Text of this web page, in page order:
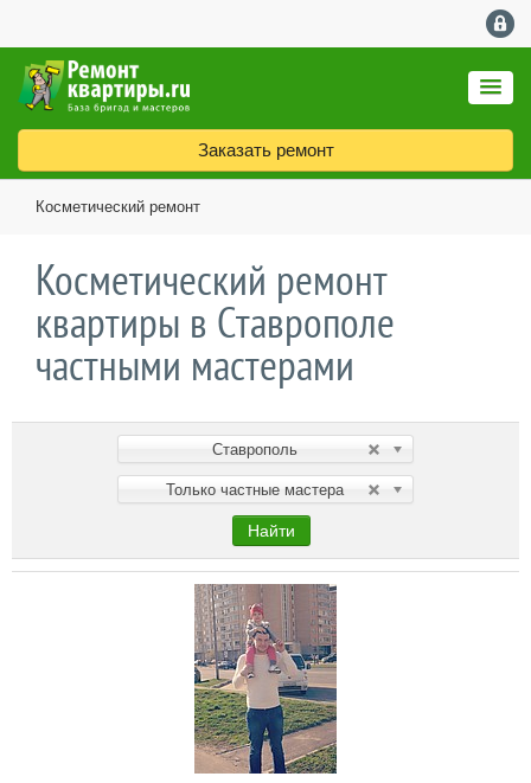
Заказать ремонт
Косметический ремонт
Косметический ремонт
квартиры в Ставрополе
частными мастерами
Ставрополь
Только частные мастера
Найти